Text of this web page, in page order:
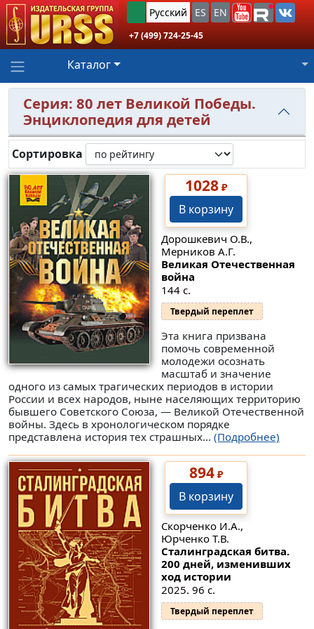
Русский ES EN
+7 (499) 724-25-45
Каталог
Серия: 80 лет Великой Победы.
Энциклопедия для детей
Сортировка
1028₽
В корзину
Дорошкевич О.В.,
Мерников А.Г.
Великая Отечественная
война
144 с.
Твердый переплет
Эта книга призвана
помочь современной
молодежи осознать
масштаб и значение
одного из самых трагических периодов в истории
России и всех народов, ныне населяющих территорию
бывшего Советского Союза, — Великой Отечественной
войны. Здесь в хронологическом порядке
представлена история тех страшных... (Подробнее)
894₽
В корзину
Скорченко И.А.,
Юрченко Т.В.
Сталинградская битва.
200 дней, изменивших
ход истории
2025. 96 с.
Твердый переплет